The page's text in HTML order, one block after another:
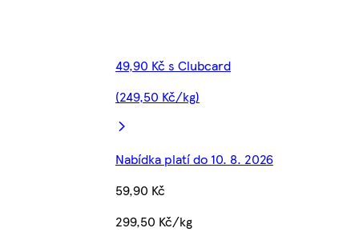
49,90 Kč s Clubcard
(249,50 Kč/kg)
Nabídka platí do 10. 8. 2026
59,90 Kč
299,50 Kč/kg